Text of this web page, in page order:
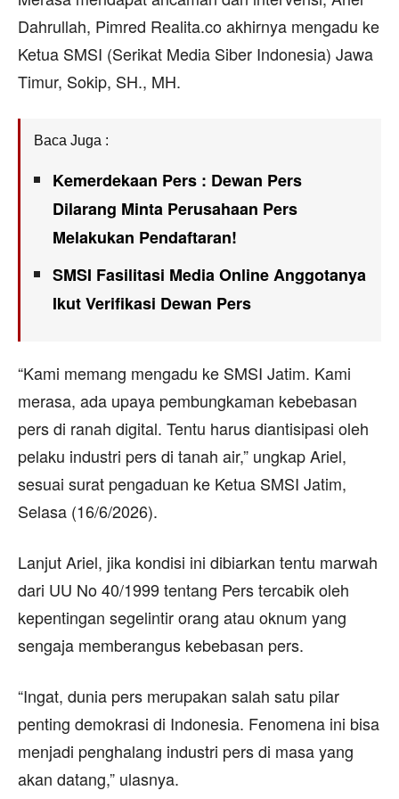
Dahrullah, Pimred Realita.co akhirnya mengadu ke
Ketua SMSI (Serikat Media Siber Indonesia) Jawa
Timur, Sokip, SH., MH.
Baca Juga :
Kemerdekaan Pers : Dewan Pers
Dilarang Minta Perusahaan Pers
Melakukan Pendaftaran!
SMSI Fasilitasi Media Online Anggotanya
Ikut Verifikasi Dewan Pers
“Kami memang mengadu ke SMSI Jatim. Kami
merasa, ada upaya pembungkaman kebebasan
pers di ranah digital. Tentu harus diantisipasi oleh
pelaku industri pers di tanah air,” ungkap Ariel,
sesuai surat pengaduan ke Ketua SMSI Jatim,
Selasa (16/6/2026).
Lanjut Ariel, jika kondisi ini dibiarkan tentu marwah
dari UU No 40/1999 tentang Pers tercabik oleh
kepentingan segelintir orang atau oknum yang
sengaja memberangus kebebasan pers.
“Ingat, dunia pers merupakan salah satu pilar
penting demokrasi di Indonesia. Fenomena ini bisa
menjadi penghalang industri pers di masa yang
akan datang,” ulasnya.